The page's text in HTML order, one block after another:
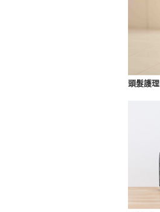
頭髮護理